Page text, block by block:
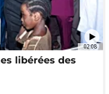
02:08
libérées des